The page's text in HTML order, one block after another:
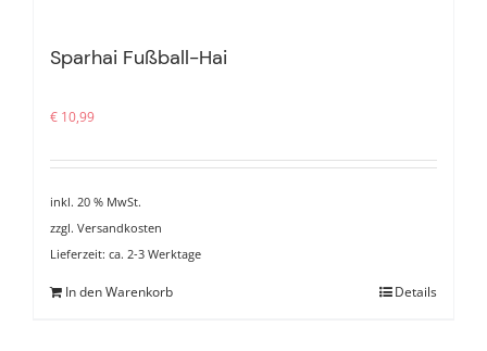
Sparhai Fußball-Hai
€ 10,99
inkl. 20 % MwSt.
zzgl. Versandkosten
Lieferzeit: ca. 2-3 Werktage
In den Warenkorb Details